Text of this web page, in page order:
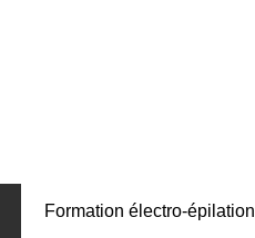
Formation électro-épilation